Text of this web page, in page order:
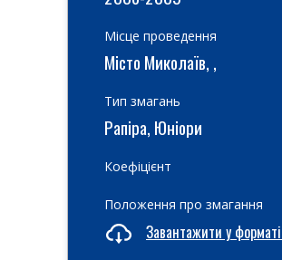
Місце проведення
Місто Миколаїв, ,
Тип змагань
Рапіра, Юніори
Коефіцієнт
Положення про змагання
Завантажити у